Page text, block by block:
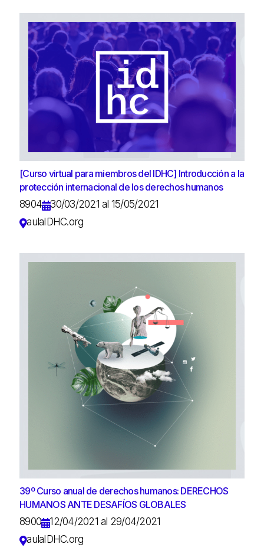
[Curso virtual para miembros del IDHC] Introducción a la
protección internacional de los derechos humanos
8904
30/03/2021 al 15/05/2021
aulaIDHC.org
39º Curso anual de derechos humanos: DERECHOS
HUMANOS ANTE DESAFÍOS GLOBALES
8900
12/04/2021 al 29/04/2021
aulaIDHC.org